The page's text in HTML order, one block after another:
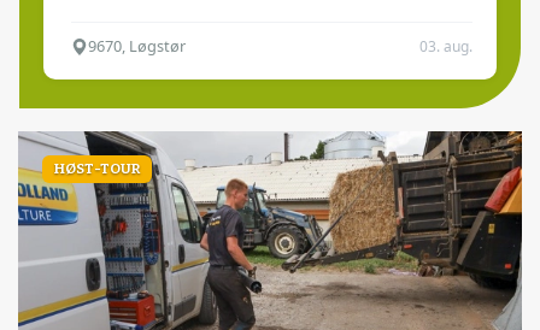
9670, Løgstør 03. aug.
HØST-TOUR